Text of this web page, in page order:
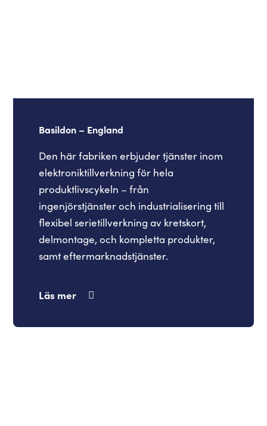
Basildon – England
Den här fabriken erbjuder tjänster inom
elektroniktillverkning för hela
produktlivscykeln – från
ingenjörstjänster och industrialisering till
flexibel serietillverkning av kretskort,
delmontage, och kompletta produkter,
samt eftermarknadstjänster.
Läs mer